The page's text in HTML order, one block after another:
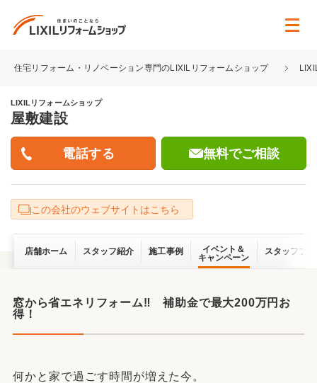
住宅リフォーム・リノベーション専門のLIXILリフォームショップ
LIXILリフォームショップ
屋敷建設
無料でご相談
この会社のウェブサイトはこちら
店舗ホーム スタッフ紹介 施工事例
イベント＆
キャンペーン
スタッフブ
窓から省エネリフォーム‼ 補助金で最大200万円お
得！
何かと家で過ごす時間が増えた今。